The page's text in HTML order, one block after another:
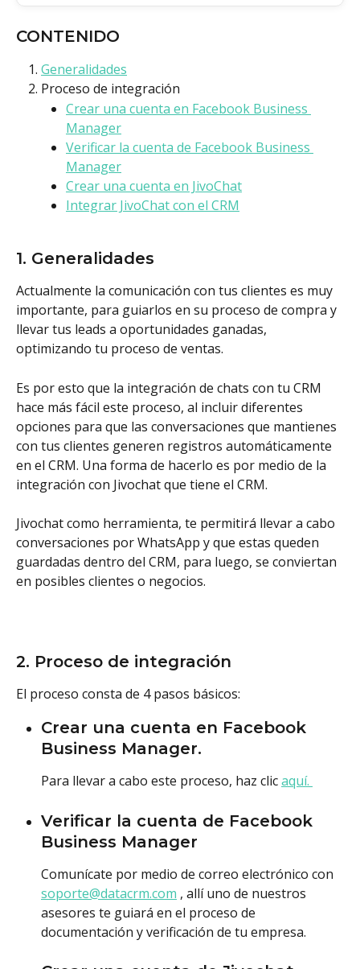
CONTENIDO
Generalidades
Proceso de integración
Crear una cuenta en Facebook Business
Manager
Verificar la cuenta de Facebook Business
Manager
Crear una cuenta en JivoChat
Integrar JivoChat con el CRM
1. Generalidades
Actualmente la comunicación con tus clientes es muy
importante, para guiarlos en su proceso de compra y
llevar tus leads a oportunidades ganadas,
optimizando tu proceso de ventas.
Es por esto que la integración de chats con tu CRM
hace más fácil este proceso, al incluir diferentes
opciones para que las conversaciones que mantienes
con tus clientes generen registros automáticamente
en el CRM. Una forma de hacerlo es por medio de la
integración con Jivochat que tiene el CRM.
Jivochat como herramienta, te permitirá llevar a cabo
conversaciones por WhatsApp y que estas queden
guardadas dentro del CRM, para luego, se conviertan
en posibles clientes o negocios.
2. Proceso de integración
El proceso consta de 4 pasos básicos:
Crear una cuenta en Facebook
Business Manager.
Para llevar a cabo este proceso, haz clic aquí.
Verificar la cuenta de Facebook
Business Manager
Comunícate por medio de correo electrónico con
soporte@datacrm.com , allí uno de nuestros
asesores te guiará en el proceso de
documentación y verificación de tu empresa.